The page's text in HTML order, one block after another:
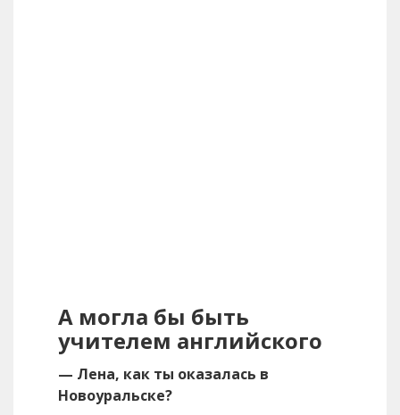
А могла бы быть
учителем английского
— Лена, как ты оказалась в
Новоуральске?